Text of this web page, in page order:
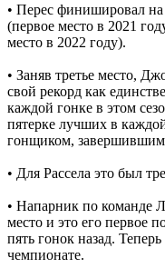
• Перес финишировал
(первое место в 2021
место в 2022 году).
• Заняв третье место,
свой рекорд как
каждой гонке в этом
пятерке лучших в
гонщиком, завершившим
• Для Рассела это был
• Напарник по команде
место и это его первое
пять гонок назад.
чемпионате.